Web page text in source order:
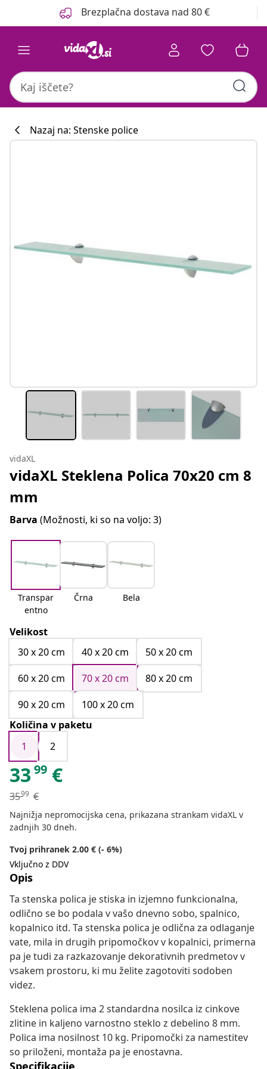
Brezplačna dostava nad 80 €
Nazaj na: Stenske police
vidaXL
vidaXL Steklena Polica 70x20 cm 8
mm
Barva (Možnosti, ki so na voljo: 3)
Transpar
entno
Črna Bela
Velikost
30 x 20 cm
40 x 20 cm
50 x 20 cm
60 x 20 cm
70 x 20 cm
80 x 20 cm
90 x 20 cm
100 x 20 cm
Količina v paketu
1
2
33 99 €
3599 €
Najnižja nepromocijska cena, prikazana strankam vidaXL v
zadnjih 30 dneh.
Tvoj prihranek 2.00 € (- 6%)
Vključno z DDV
Opis
Ta stenska polica je stiska in izjemno funkcionalna,
odlično se bo podala v vašo dnevno sobo, spalnico,
kopalnico itd. Ta stenska polica je odlična za odlaganje
vate, mila in drugih pripomočkov v kopalnici, primerna
pa je tudi za razkazovanje dekorativnih predmetov v
vsakem prostoru, ki mu želite zagotoviti sodoben
videz.
Steklena polica ima 2 standardna nosilca iz cinkove
zlitine in kaljeno varnostno steklo z debelino 8 mm.
Polica ima nosilnost 10 kg. Pripomočki za namestitev
so priloženi, montaža pa je enostavna.
Specifikacije